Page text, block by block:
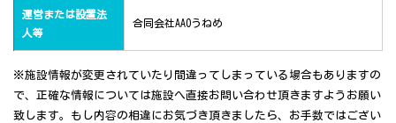
運営または設置法
人等
合同会社AAOうねめ
※施設情報が変更されていたり間違ってしまっている場合もありますの
で、正確な情報については施設へ直接お問い合わせ頂きますようお願い
致します。もし内容の相違にお気づき頂きましたら、お手数ではござい